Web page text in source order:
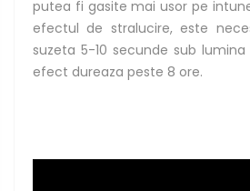
putea fi gasite mai usor pe
efectul de stralucire, este
suzeta 5-10 secunde sub
efect dureaza peste 8 ore.